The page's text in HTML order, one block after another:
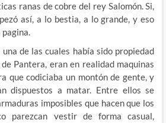
ranas de cobre del rey Salomón. Si,
así, a lo bestia, a lo grande, y eso
de las cuales había sido propiedad
Pantera, eran en realidad maquinas
que codiciaba un montón de gente, y
dispuestos a matar. Entre ellos se
imposibles que hacen que los
parezcan vestir de forma casual,